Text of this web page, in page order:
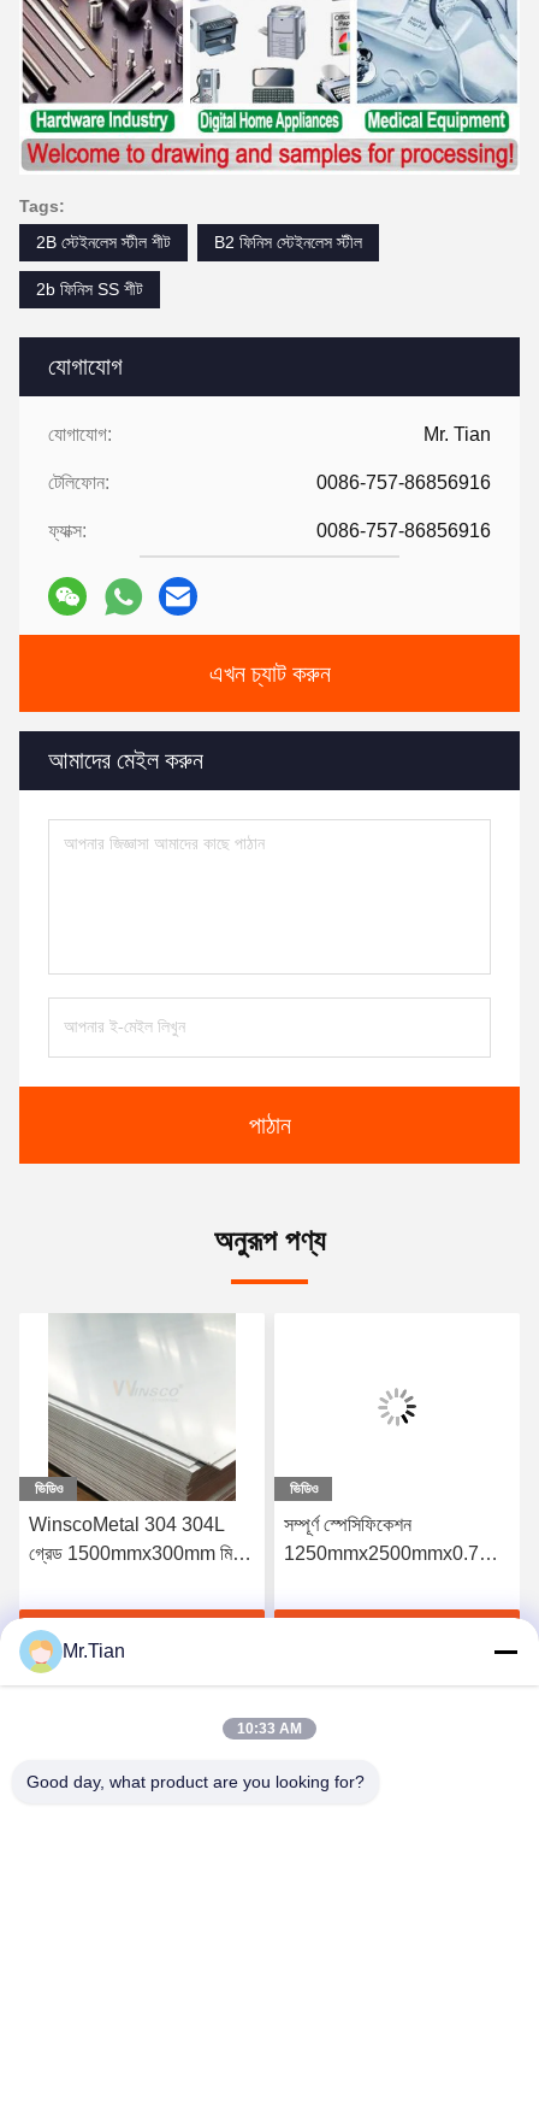
যোগাযোগ
যোগাযোগ: Mr. Tian
টেলিফোন: 0086-757-86856916
ফ্যাক্স: 0086-757-86856916
এখন চ্যাট করুন
আমাদের মেইল করুন
পাঠান
Tags:
2B স্টেইনলেস স্টীল শীট
B2 ফিনিস স্টেইনলেস স্টীল
2b ফিনিস SS শীট
অনুরূপ পণ্য
ভিডিও
সম্পূর্ণ স্পেসিফিকেশন
1250mmx2500mmx0.7mm
স্টেইনলেস স্টীল শীট 304 304L
গ্রেড
ভিডিও
মূল কারখানা SUS 316 316L
স্টেইনলেস স্টীল 2B ধাতু শীট
Mr.Tian
10:33 AM
Good day, what product are you looking for?